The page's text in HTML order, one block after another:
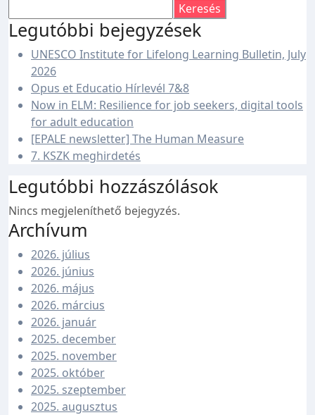
Keresés
Legutóbbi bejegyzések
UNESCO Institute for Lifelong Learning Bulletin, July
2026
Opus et Educatio Hírlevél 7&8
Now in ELM: Resilience for job seekers, digital tools
for adult education
[EPALE newsletter] The Human Measure
7. KSZK meghirdetés
Legutóbbi hozzászólások
Nincs megjeleníthető bejegyzés.
Archívum
2026. július
2026. június
2026. május
2026. március
2026. január
2025. december
2025. november
2025. október
2025. szeptember
2025. augusztus